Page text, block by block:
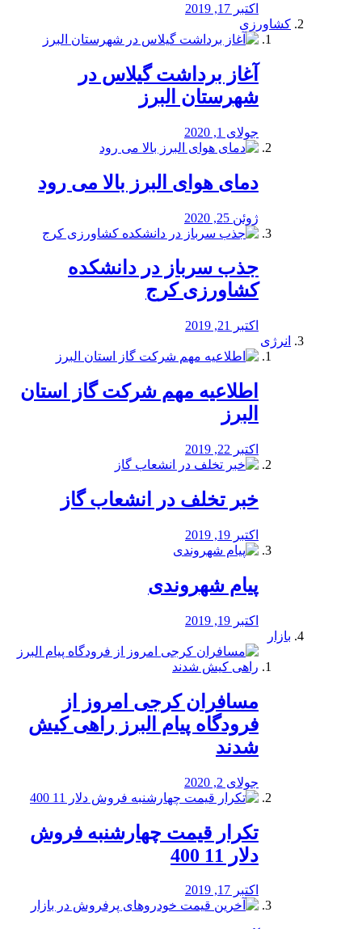
اکتبر 17, 2019
کشاورزی
آغاز برداشت گیلاس در
شهرستان البرز
جولای 1, 2020
دمای هوای البرز بالا می رود
ژوئن 25, 2020
جذب سرباز در دانشکده
کشاورزی کرج
اکتبر 21, 2019
انرژی
️اطلاعیه مهم شرکت گاز استان
البرز
اکتبر 22, 2019
خبر تخلف در انشعاب گاز
اکتبر 19, 2019
پیام شهروندی
اکتبر 19, 2019
بازار
مسافران کرجی امروز از
فرودگاه پیام البرز راهی کیش
شدند
جولای 2, 2020
تکرار قیمت چهارشنبه فروش
دلار 11 400
اکتبر 17, 2019